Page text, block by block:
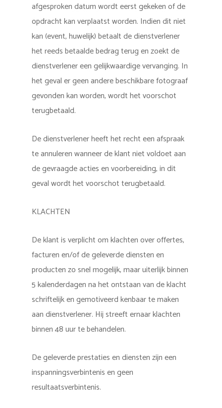
afgesproken datum wordt eerst gekeken of de
opdracht kan verplaatst worden. Indien dit niet
kan (event, huwelijk) betaalt de dienstverlener
het reeds betaalde bedrag terug en zoekt de
dienstverlener een gelijkwaardige vervanging. In
het geval er geen andere beschikbare fotograaf
gevonden kan worden, wordt het voorschot
terugbetaald.
De dienstverlener heeft het recht een afspraak
te annuleren wanneer de klant niet voldoet aan
de gevraagde acties en voorbereiding, in dit
geval wordt het voorschot terugbetaald.
KLACHTEN
De klant is verplicht om klachten over offertes,
facturen en/of de geleverde diensten en
producten zo snel mogelijk, maar uiterlijk binnen
5 kalenderdagen na het ontstaan van de klacht
schriftelijk en gemotiveerd kenbaar te maken
aan dienstverlener. Hij streeft ernaar klachten
binnen 48 uur te behandelen.
De geleverde prestaties en diensten zijn een
inspanningsverbintenis en geen
resultaatsverbintenis.